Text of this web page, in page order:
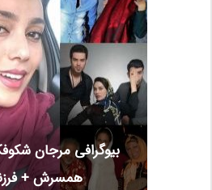
بیوگرافی مرجان
همسرش +